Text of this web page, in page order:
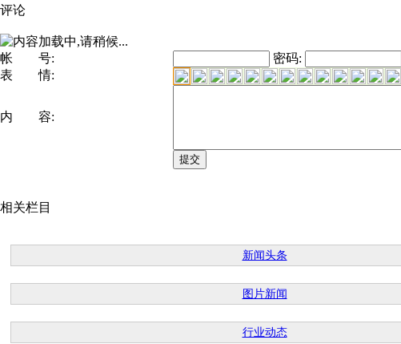
评论
帐 号: 密码:
表 情:
内 容:
相关栏目
新闻头条
图片新闻
行业动态